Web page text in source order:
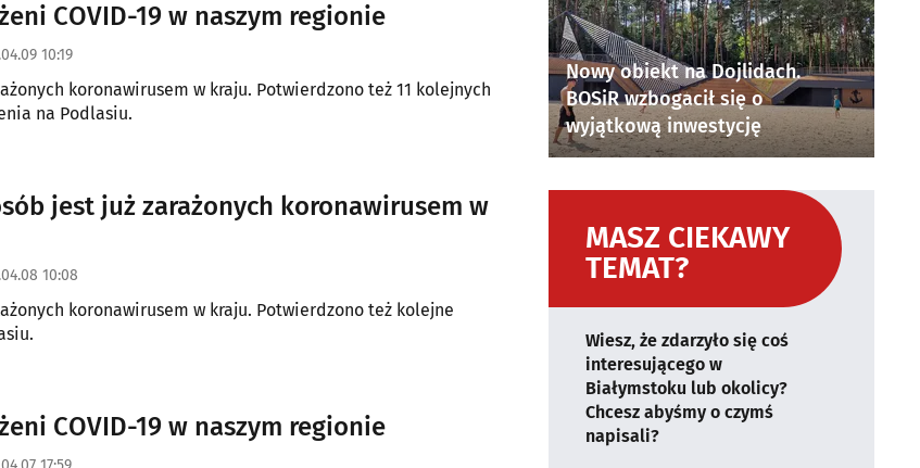
COVID-19 w naszym regionie
10:19
koronawirusem w kraju. Potwierdzono też 11 kolejnych
na Podlasiu.
jest już zarażonych koronawirusem w
10:08
koronawirusem w kraju. Potwierdzono też kolejne
COVID-19 w naszym regionie
Nowy obiekt na Dojlidach.
BOSiR wzbogacił się o
wyjątkową inwestycję
MASZ CIEKAWY
TEMAT?
Wiesz, że zdarzyło się coś
interesującego w
Białymstoku lub okolicy?
Chcesz abyśmy o czymś
napisali?